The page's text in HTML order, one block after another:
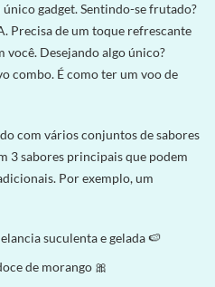
gadget. Sentindo-se frutado?
Precisa de um toque refrescante
você. Desejando algo único?
combo. É como ter um voo de
com vários conjuntos de sabores
3 sabores principais que podem
Por exemplo, um
suculenta e gelada 🍉
de morango 🎀